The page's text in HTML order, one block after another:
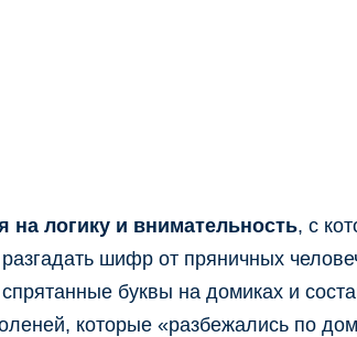
на логику и внимательность, с
шифр от пряничных
буквы на домиках и
которые «разбежались по